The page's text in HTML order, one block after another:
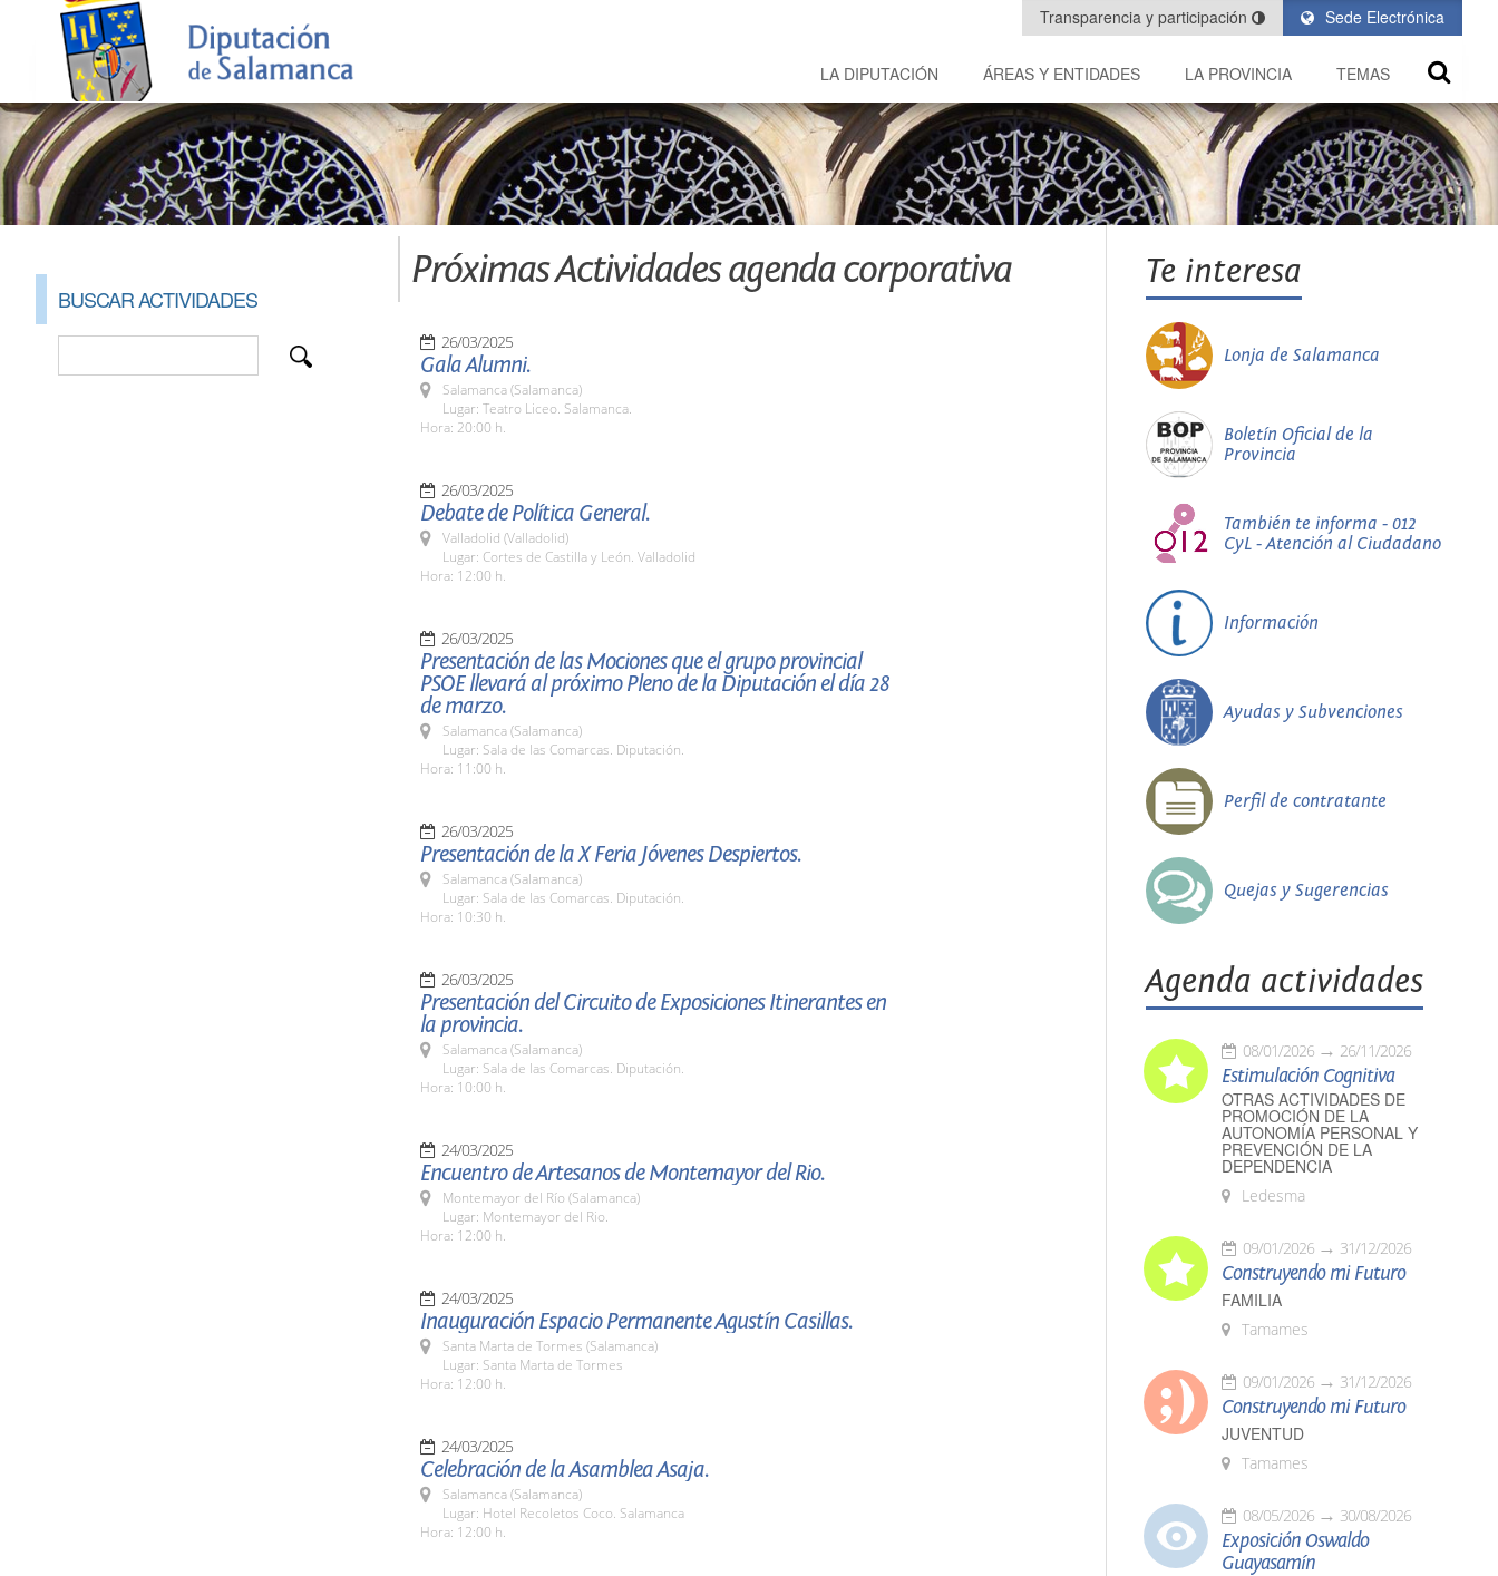
Sede Electrónica
Transparencia y participación
LA DIPUTACIÓN ÁREAS Y ENTIDADES LA PROVINCIA TEMAS
BUSCAR ACTIVIDADES
Próximas Actividades agenda corporativa
26/03/2025
Gala Alumni.
Salamanca (Salamanca)
Lugar: Teatro Liceo. Salamanca.
Hora: 20:00 h.
26/03/2025
Debate de Política General.
Valladolid (Valladolid)
Lugar: Cortes de Castilla y León. Valladolid
Hora: 12:00 h.
26/03/2025
Presentación de las Mociones que el grupo provincial
PSOE llevará al próximo Pleno de la Diputación el día 28
de marzo.
Salamanca (Salamanca)
Lugar: Sala de las Comarcas. Diputación.
Hora: 11:00 h.
26/03/2025
Presentación de la X Feria Jóvenes Despiertos.
Salamanca (Salamanca)
Lugar: Sala de las Comarcas. Diputación.
Hora: 10:30 h.
26/03/2025
Presentación del Circuito de Exposiciones Itinerantes en
la provincia.
Salamanca (Salamanca)
Lugar: Sala de las Comarcas. Diputación.
Hora: 10:00 h.
24/03/2025
Encuentro de Artesanos de Montemayor del Rio.
Montemayor del Río (Salamanca)
Lugar: Montemayor del Rio.
Hora: 12:00 h.
24/03/2025
Inauguración Espacio Permanente Agustín Casillas.
Santa Marta de Tormes (Salamanca)
Lugar: Santa Marta de Tormes
Hora: 12:00 h.
24/03/2025
Celebración de la Asamblea Asaja.
Salamanca (Salamanca)
Lugar: Hotel Recoletos Coco. Salamanca
Hora: 12:00 h.
Te interesa
Lonja de Salamanca
Boletín Oficial de la
Provincia
También te informa - 012
CyL - Atención al Ciudadano
Información
Ayudas y Subvenciones
Perfil de contratante
Quejas y Sugerencias
Agenda actividades
08/01/2026 26/11/2026
Estimulación Cognitiva
OTRAS ACTIVIDADES DE
PROMOCIÓN DE LA
AUTONOMÍA PERSONAL Y
PREVENCIÓN DE LA
DEPENDENCIA
Ledesma
09/01/2026 31/12/2026
Construyendo mi Futuro
FAMILIA
Tamames
09/01/2026 31/12/2026
Construyendo mi Futuro
JUVENTUD
Tamames
08/05/2026 30/08/2026
Exposición Oswaldo
Guayasamín